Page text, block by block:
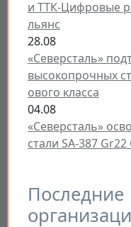
и ТТК-Цифровые
льянс
28.08
«Северсталь»
высокопрочных
ового класса
04.08
«Северсталь»
стали SA-387 Gr22
Последние